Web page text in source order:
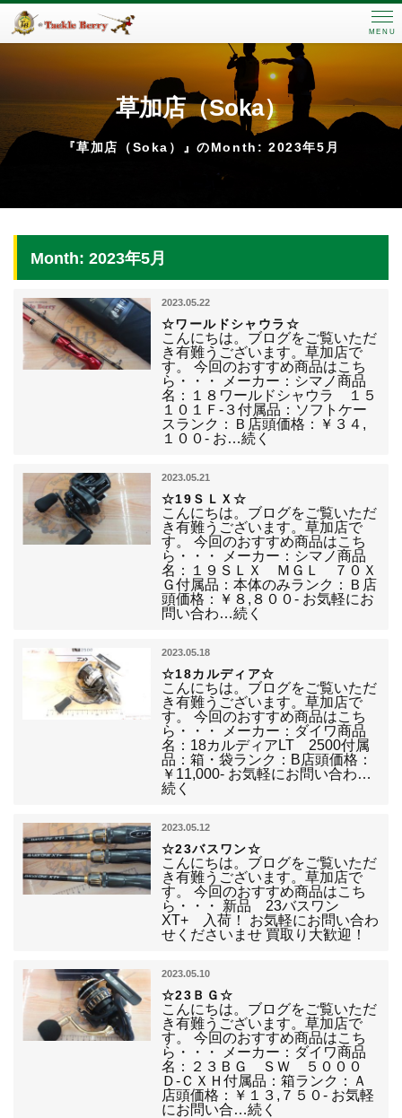
MENU
草加店（Soka）
『草加店（Soka）』のMonth: 2023年5月
Month: 2023年5月
2023.05.22
☆ワールドシャウラ☆
こんにちは。ブログをご覧いただ
き有難うございます。草加店で
す。 今回のおすすめ商品はこち
ら・・・ メーカー：シマノ商品
名：１８ワールドシャウラ １５
１０１Ｆ-３付属品：ソフトケー
スランク：Ｂ店頭価格：￥３４,
１００- お…続く
2023.05.21
☆19ＳＬＸ☆
こんにちは。ブログをご覧いただ
き有難うございます。草加店で
す。 今回のおすすめ商品はこち
ら・・・ メーカー：シマノ商品
名：１９ＳＬＸ ＭＧＬ ７０Ｘ
Ｇ付属品：本体のみランク：Ｂ店
頭価格：￥８,８００- お気軽にお
問い合わ…続く
2023.05.18
☆18カルディア☆
こんにちは。ブログをご覧いただ
き有難うございます。草加店で
す。 今回のおすすめ商品はこち
ら・・・ メーカー：ダイワ商品
名：18カルディアLT 2500付属
品：箱・袋ランク：B店頭価格：
￥11,000- お気軽にお問い合わ…
続く
2023.05.12
☆23バスワン☆
こんにちは。ブログをご覧いただ
き有難うございます。草加店で
す。 今回のおすすめ商品はこち
ら・・・ 新品 23バスワン
XT+ 入荷！ お気軽にお問い合わ
せくださいませ 買取り大歓迎！
2023.05.10
☆23ＢＧ☆
こんにちは。ブログをご覧いただ
き有難うございます。草加店で
す。 今回のおすすめ商品はこち
ら・・・ メーカー：ダイワ商品
名：２３ＢＧ ＳＷ ５０００
Ｄ-ＣＸＨ付属品：箱ランク：Ａ
店頭価格：￥１３,７５０- お気軽
にお問い合…続く